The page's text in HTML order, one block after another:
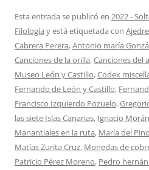
Esta entrada se publicó en 2022 -
Filología y está etiquetada con
Cabrera Perera,Antonio maría
Canciones de la orilla,Canciones del
Museo León y Castillo,Codex
Fernando de León y Castillo,
Francisco Izquierdo Pozuelo,
las siete Islas Canarias, Ignacio
Manantiales en la ruta, María del
Matías Zurita Cruz, Monedas de
Patricio Pérez Moreno, Pedro